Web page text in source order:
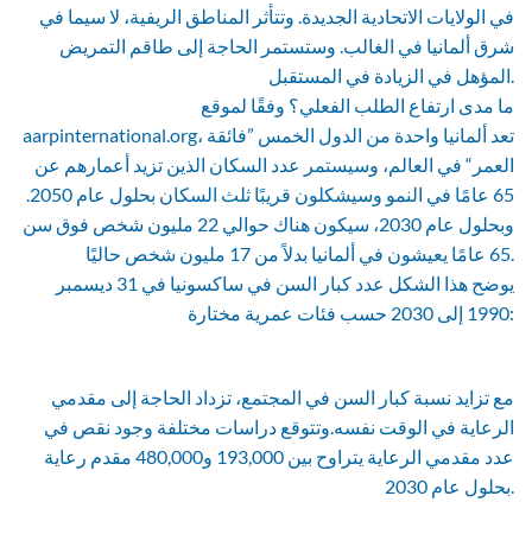
في الولايات الاتحادية الجديدة. وتتأثر المناطق الريفية، لا سيما في
شرق ألمانيا في الغالب. وستستمر الحاجة إلى طاقم التمريض
المؤهل في الزيادة في المستقبل.
ما مدى ارتفاع الطلب الفعلي؟ وفقًا لموقع
aarpinternational.org، تعد ألمانيا واحدة من الدول الخمس ”فائقة
العمر“ في العالم، وسيستمر عدد السكان الذين تزيد أعمارهم عن
65 عامًا في النمو وسيشكلون قريبًا ثلث السكان بحلول عام 2050.
وبحلول عام 2030، سيكون هناك حوالي 22 مليون شخص فوق سن
65 عامًا يعيشون في ألمانيا بدلاً من 17 مليون شخص حاليًا.
يوضح هذا الشكل عدد كبار السن في ساكسونيا في 31 ديسمبر
1990 إلى 2030 حسب فئات عمرية مختارة:
مع تزايد نسبة كبار السن في المجتمع، تزداد الحاجة إلى مقدمي
الرعاية في الوقت نفسه.وتتوقع دراسات مختلفة وجود نقص في
عدد مقدمي الرعاية يتراوح بين 193,000 و480,000 مقدم رعاية
بحلول عام 2030.